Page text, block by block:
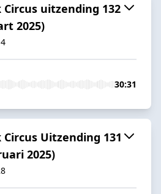
Circus uitzending 132
2025)
30:31
Uitzending 131
2025)